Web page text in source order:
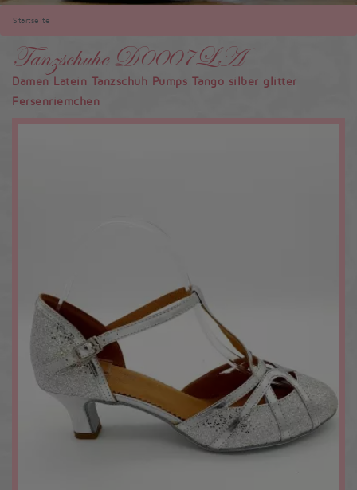
Startseite
Tanzschuhe D0007LA
Damen Latein Tanzschuh Pumps Tango silber glitter
Fersenriemchen